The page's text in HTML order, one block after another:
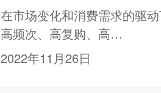
在市场变化和消费需求的驱
高频次、高复购、高…
2022年11月26日